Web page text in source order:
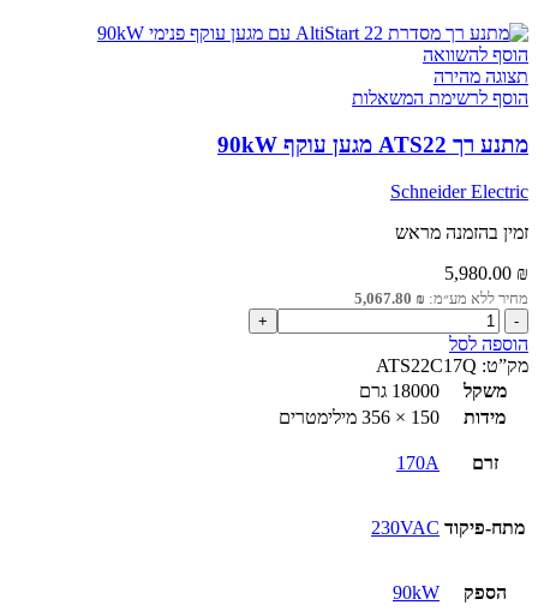
הוסף להשוואה
תצוגה מהירה
הוסף לרשימת המשאלות
מתנע רך ATS22 מגען עוקף 90kW
Schneider Electric
זמין בהזמנה מראש
5,980.00 ₪
מחיר ללא מע״מ: 5,067.80 ₪
כמות
של
מתנע
רך
ATS22
מגען
90kW
הוספה לסל
מק”ט: ATS22C17Q
משקל
18000 גרם
מידות
150 × 356 מילימטרים
זרם 170A
מתח-פיקוד 230VAC
הספק 90kW